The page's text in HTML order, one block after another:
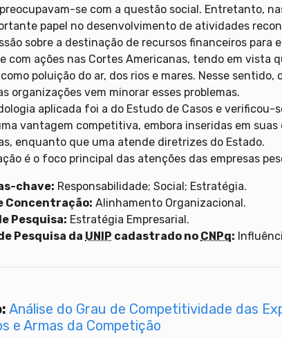
se com a questão social. Entretanto,
papel no desenvolvimento de atividades
sobre a destinação de recursos financeiros para
com ações nas Cortes Americanas, tendo em vista
poluição do ar, dos rios e mares. Nesse
organizações vem minorar esses problemas.
aplicada foi a do Estudo de Casos e verificou-
vantagem competitiva, embora inseridas em
enquanto que uma atende diretrizes do Estado.
é o foco principal das atenções das empresas
chave: Responsabilidade; Social; Estratégia.
Concentração: Alinhamento Organizacional.
Pesquisa: Estratégia Empresarial.
Pesquisa da UNIP cadastrado no CNPq:
Análise do Grau de Competitividade das
e Armas da Competição